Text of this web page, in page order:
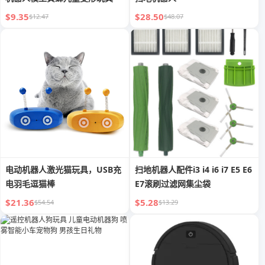
$9.35$12.47 $28.50$48.07
电动机器人激光猫玩具，USB充
电羽毛逗猫棒
$21.36$54.54
扫地机器人配件i3 i4 i6 i7 E5 E6
E7滚刷过滤网集尘袋
$5.28$13.29